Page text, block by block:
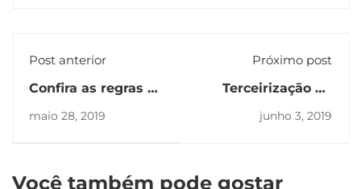
Post anterior
Confira as regras da
ANVISA para o
maio 28, 2019
Próximo post
Terceirização da
logística: saiba
junho 3, 2019
Você também pode gostar